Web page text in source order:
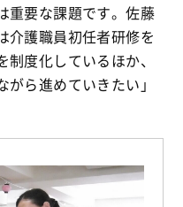
重要な課題です。佐藤
介護職員初任者研修を
度化しているほか、
ら進めていきたい」